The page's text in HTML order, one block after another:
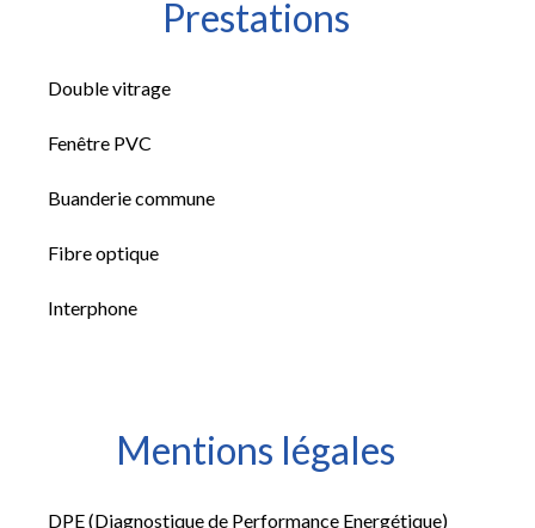
Prestations
Double vitrage
Fenêtre PVC
Buanderie commune
Fibre optique
Interphone
Mentions légales
DPE (Diagnostique de Performance Energétique)